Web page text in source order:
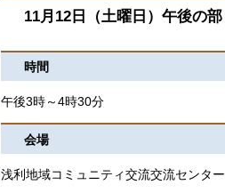
11月12日（土曜日）午後の部
時間
午後3時～4時30分
会場
浅利地域コミュニティ交流交流センター